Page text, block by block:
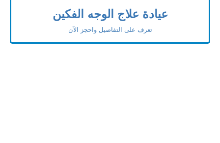
عيادة علاج الوجه الفكين
تعرف على التفاصيل واحجز الآن